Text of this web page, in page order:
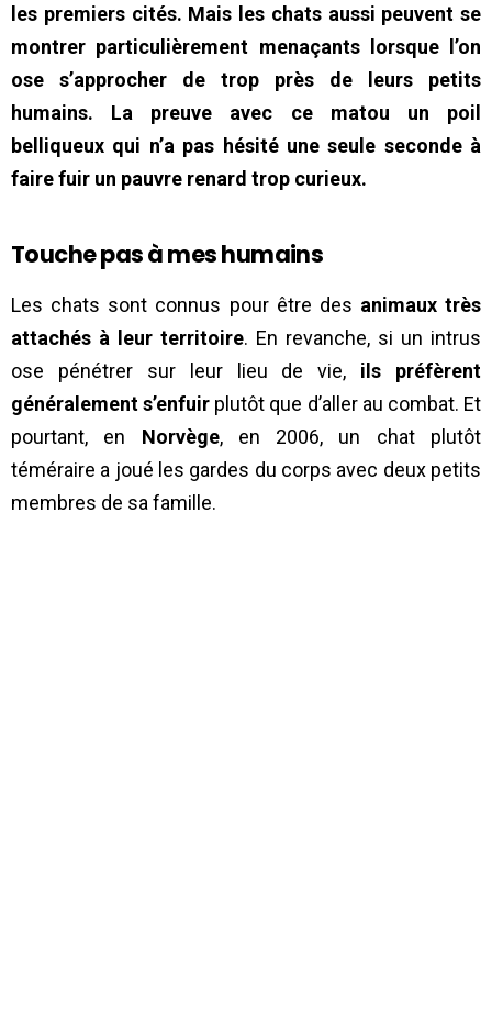
les premiers cités. Mais les chats aussi peuvent se
montrer particulièrement menaçants lorsque l’on
ose s’approcher de trop près de leurs petits
humains. La preuve avec ce matou un poil
belliqueux qui n’a pas hésité une seule seconde à
faire fuir un pauvre renard trop curieux.
Touche pas à mes humains
Les chats sont connus pour être des animaux très
attachés à leur territoire. En revanche, si un intrus
ose pénétrer sur leur lieu de vie, ils préfèrent
généralement s’enfuir plutôt que d’aller au combat. Et
pourtant, en Norvège, en 2006, un chat plutôt
téméraire a joué les gardes du corps avec deux petits
membres de sa famille.